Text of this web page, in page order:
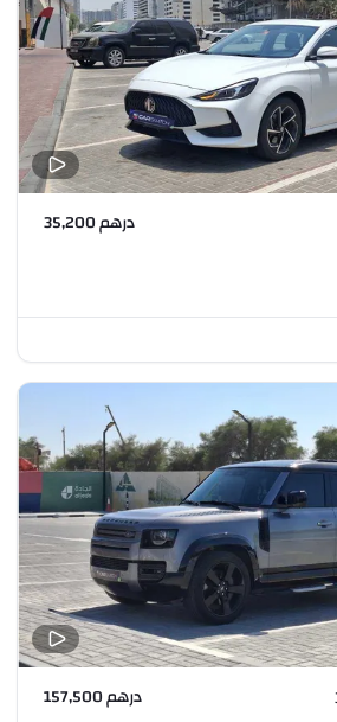
درهم 35,200
درهم 157,500